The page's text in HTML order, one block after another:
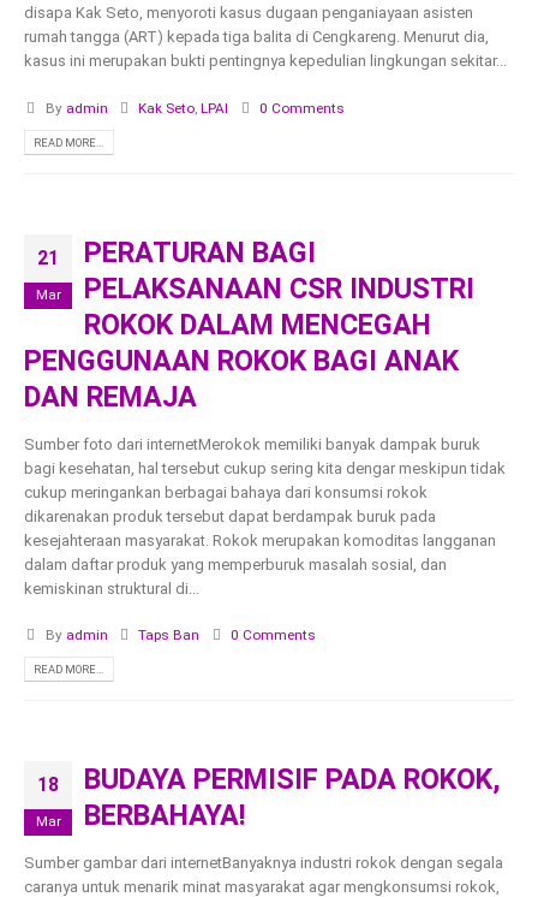
disapa Kak Seto, menyoroti kasus dugaan penganiayaan asisten
rumah tangga (ART) kepada tiga balita di Cengkareng. Menurut dia,
kasus ini merupakan bukti pentingnya kepedulian lingkungan sekitar...
By admin Kak Seto,LPAI 0 Comments
READ MORE...
21
Mar
PERATURAN BAGI
PELAKSANAAN CSR INDUSTRI
ROKOK DALAM MENCEGAH
PENGGUNAAN ROKOK BAGI ANAK
DAN REMAJA
Sumber foto dari internetMerokok memiliki banyak dampak buruk
bagi kesehatan, hal tersebut cukup sering kita dengar meskipun tidak
cukup meringankan berbagai bahaya dari konsumsi rokok
dikarenakan produk tersebut dapat berdampak buruk pada
kesejahteraan masyarakat. Rokok merupakan komoditas langganan
dalam daftar produk yang memperburuk masalah sosial, dan
kemiskinan struktural di...
By admin Taps Ban 0 Comments
READ MORE...
18
Mar
BUDAYA PERMISIF PADA ROKOK,
BERBAHAYA!
Sumber gambar dari internetBanyaknya industri rokok dengan segala
caranya untuk menarik minat masyarakat agar mengkonsumsi rokok,